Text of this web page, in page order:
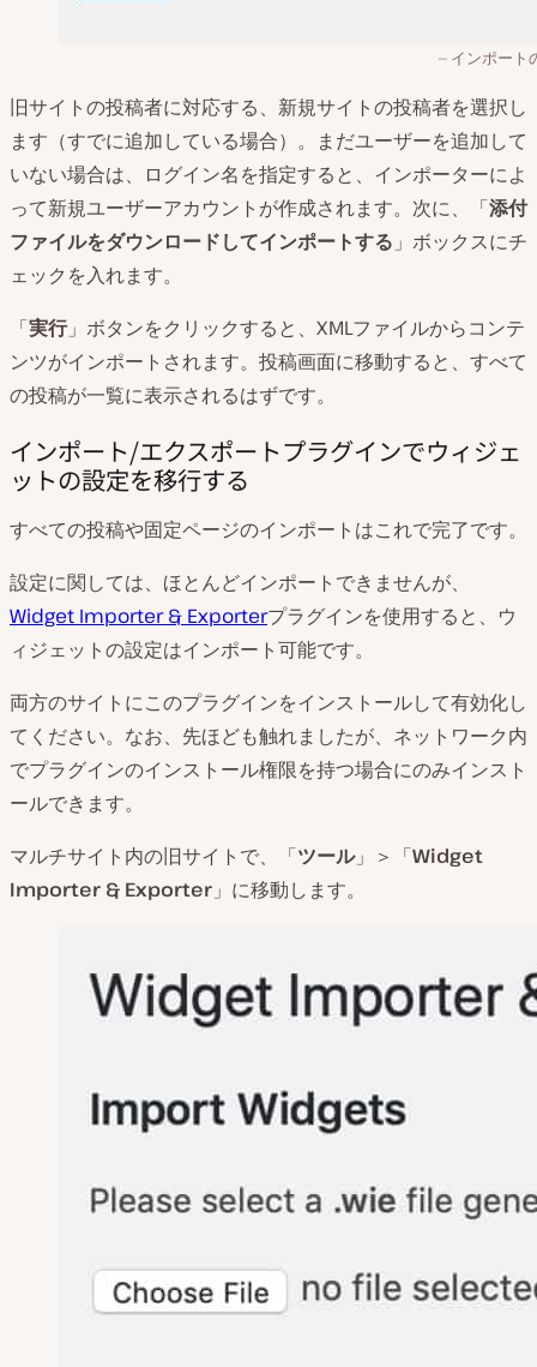
インポート
旧サイトの投稿者に対応する、新規サイトの投稿者を選択し
ます（すでに追加している場合）。まだユーザーを追加して
いない場合は、ログイン名を指定すると、インポーターによ
って新規ユーザーアカウントが作成されます。次に、「添付
ファイルをダウンロードしてインポートする 」ボックスにチ
ェックを入れます。
「実行」ボタンをクリックすると、XMLファイルからコンテ
ンツがインポートされます。投稿画面に移動すると、すべて
の投稿が一覧に表示されるはずです。
インポート/エクスポートプラグインでウィジェ
ットの設定を移行する
すべての投稿や固定ページのインポートはこれで完了です。
設定に関しては、ほとんどインポートできませんが、
Widget Importer & Exporterプラグインを使用すると、ウ
ィジェットの設定はインポート可能です。
両方のサイトにこのプラグインをインストールして有効化し
てください。なお、先ほども触れましたが、ネットワーク内
でプラグインのインストール権限を持つ場合にのみインスト
ールできます。
マルチサイト内の旧サイトで、「ツール」＞「Widget
Importer & Exporter 」に移動します。